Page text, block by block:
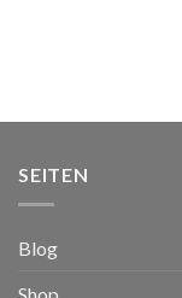
SEITEN
Blog